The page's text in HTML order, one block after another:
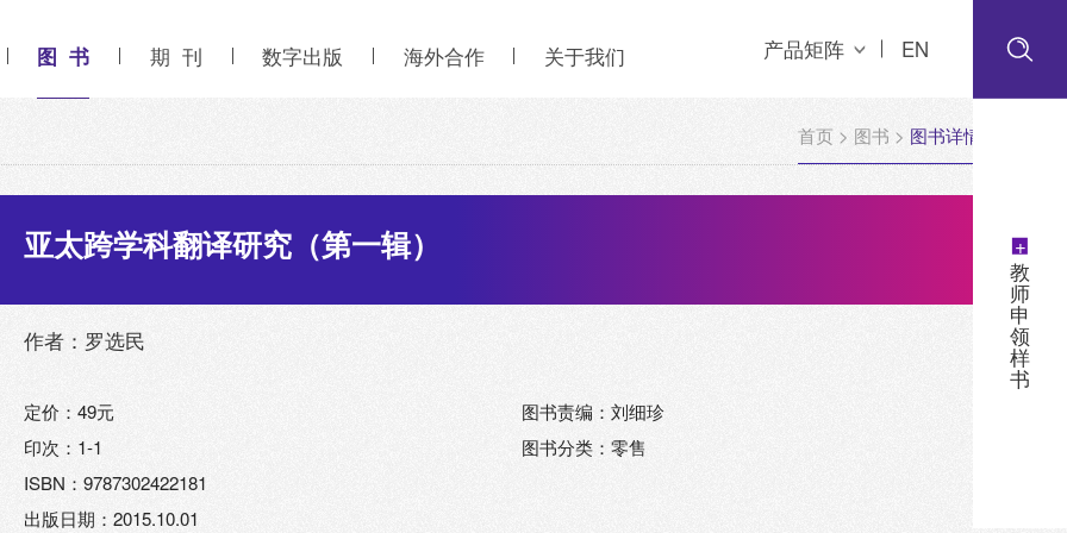
图 书 期 刊 数字出版 海外合作 关于我们 产品矩阵 EN
+
教
师
申
领
样
书
首页 > 图书 > 图书详情
亚太跨学科翻译研究（第一辑）
作者：罗选民
定价：49元
印次：1-1
ISBN：9787302422181
出版日期：2015.10.01
图书责编：刘细珍
图书分类：零售